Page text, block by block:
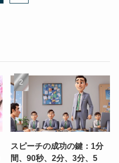
スピーチの成功の鍵：1分
間、90秒、2分、3分、5